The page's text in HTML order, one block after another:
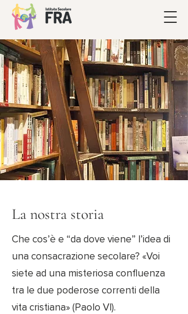
La nostra storia
Che cos’è e “da dove viene” l’idea di
una consacrazione secolare? «Voi
siete ad una misteriosa confluenza
tra le due poderose correnti della
vita cristiana» (Paolo VI).